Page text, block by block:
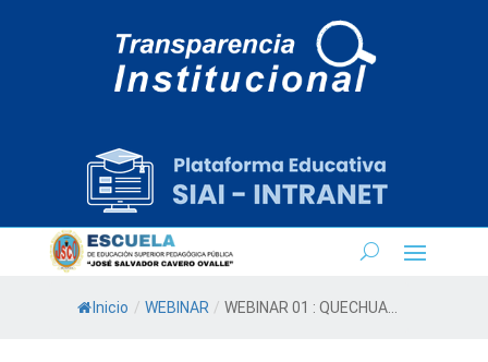
Inicio / WEBINAR / WEBINAR 01 : QUECHUA...